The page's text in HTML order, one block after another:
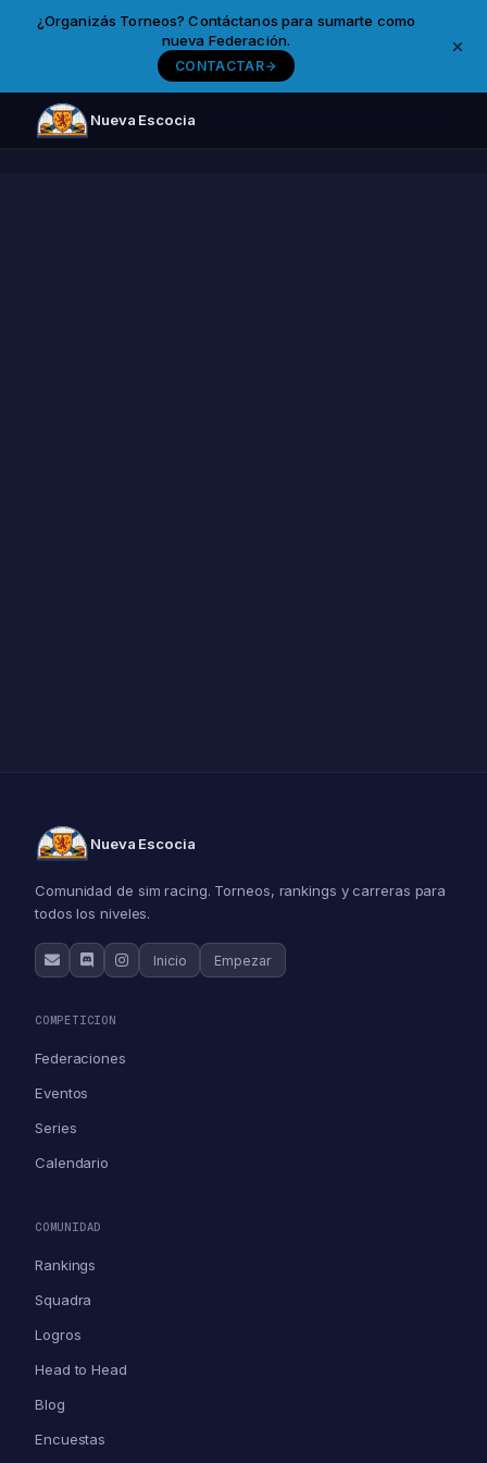
¿Organizás Torneos? Contáctanos para sumarte como
nueva Federación.
CONTACTAR
Nueva Escocia
Nueva Escocia
Comunidad de sim racing. Torneos, rankings y carreras para
todos los niveles.
Inicio Empezar
COMPETICION
Federaciones
Eventos
Series
Calendario
COMUNIDAD
Rankings
Squadra
Logros
Head to Head
Blog
Encuestas